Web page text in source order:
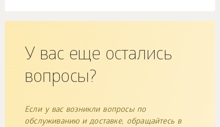
У вас еще остались
вопросы?
Если у вас возникли вопросы по
обслуживанию и доставке, обращайтесь в